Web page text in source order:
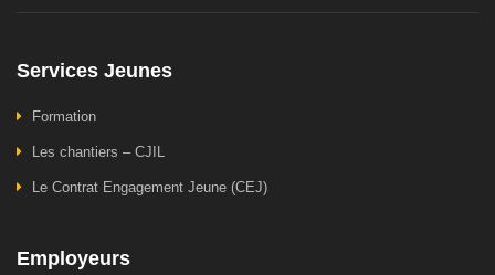
Services Jeunes
Formation
Les chantiers – CJIL
Le Contrat Engagement Jeune (CEJ)
Employeurs